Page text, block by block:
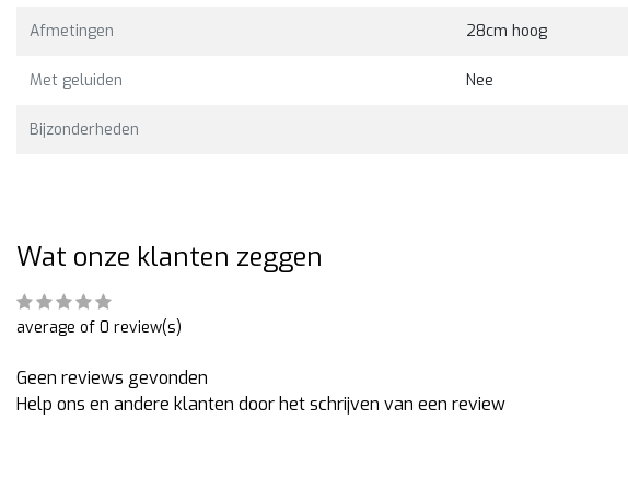
Afmetingen 28cm hoog
Met geluiden Nee
Bijzonderheden
Wat onze klanten zeggen
average of 0 review(s)
Geen reviews gevonden
Help ons en andere klanten door het schrijven van een review